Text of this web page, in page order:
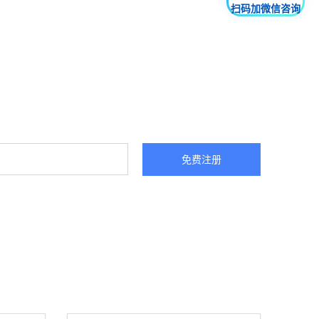
免费注册
扫码加微信咨询